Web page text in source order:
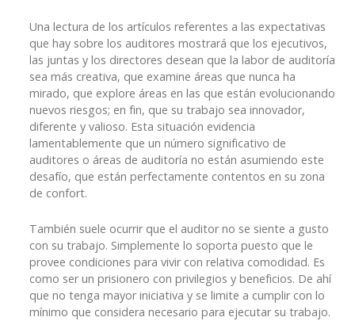
Una lectura de los artículos referentes a las expectativas
que hay sobre los auditores mostrará que los ejecutivos,
las juntas y los directores desean que la labor de auditoría
sea más creativa, que examine áreas que nunca ha
mirado, que explore áreas en las que están evolucionando
nuevos riesgos; en fin, que su trabajo sea innovador,
diferente y valioso. Esta situación evidencia
lamentablemente que un número significativo de
auditores o áreas de auditoría no están asumiendo este
desafío, que están perfectamente contentos en su zona
de confort.
También suele ocurrir que el auditor no se siente a gusto
con su trabajo. Simplemente lo soporta puesto que le
provee condiciones para vivir con relativa comodidad. Es
como ser un prisionero con privilegios y beneficios. De ahí
que no tenga mayor iniciativa y se limite a cumplir con lo
mínimo que considera necesario para ejecutar su trabajo.